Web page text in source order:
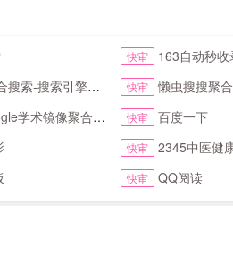
快审 163自动秒收录首
索引擎大全-简易网址导航 快审 懒虫搜搜聚合搜索引擎
术镜像聚合搜索全搜网 快审 百度一下
快审 2345中医健康
快审 QQ阅读